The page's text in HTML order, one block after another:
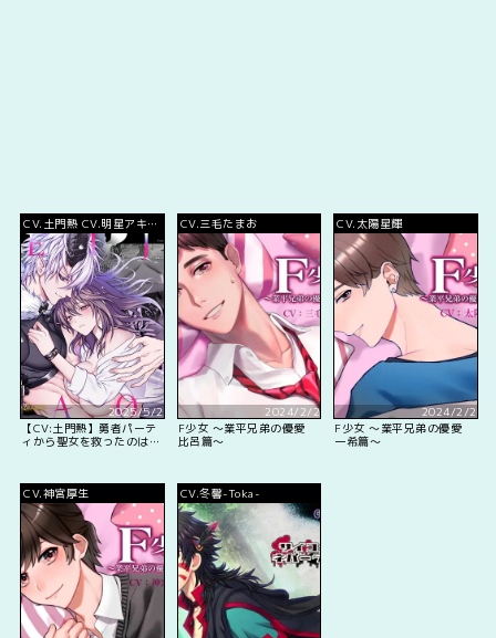
CV.土門熱 CV.明星アキト
CV.蒼乃むすび CV.釜倉爆
風
2025/5/2
【CV:土門熱】勇者パーテ
ィから聖女を救ったのは魔
CV.三毛たまお
2024/2/2
F少女 ～業平兄弟の優愛
比呂篇～
CV.太陽星輝
2024/2/2
F少女 ～業平兄弟の優愛
一希篇～
CV.神宮厚生 CV.冬馨-Toka-